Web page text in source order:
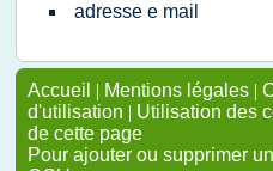
adresse e mail
Accueil | Mentions légales |
d'utilisation | Utilisation des
de cette page
Pour ajouter ou supprimer